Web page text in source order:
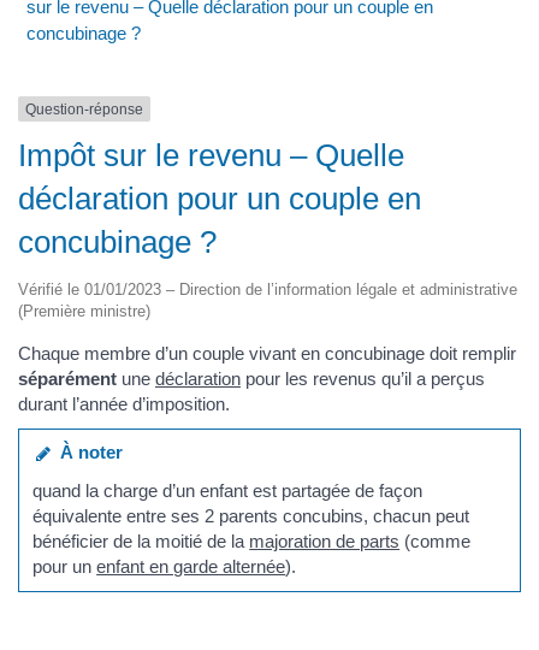
sur le revenu – Quelle déclaration pour un couple en
concubinage ?
Question-réponse
Impôt sur le revenu – Quelle
déclaration pour un couple en
concubinage ?
Vérifié le 01/01/2023 – Direction de l’information légale et administrative
(Première ministre)
Chaque membre d’un couple vivant en concubinage doit remplir
séparément une déclaration pour les revenus qu’il a perçus
durant l’année d’imposition.
À noter
quand la charge d’un enfant est partagée de façon
équivalente entre ses 2 parents concubins, chacun peut
bénéficier de la moitié de la majoration de parts (comme
pour unenfant en garde alternée).